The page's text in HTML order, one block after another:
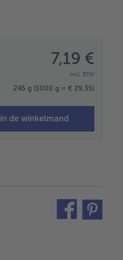
7,19 €
incl. BTW
245 g (1000 g = € 29,35)
in de winkelmand
teilen